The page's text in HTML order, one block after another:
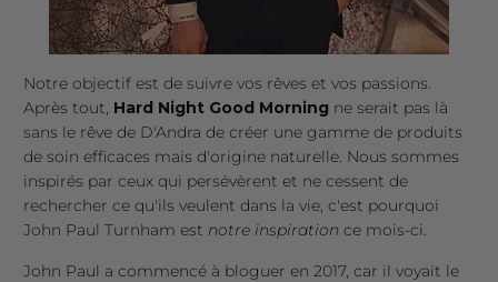
Notre objectif est de suivre vos rêves et vos passions.
Après tout, Hard Night Good Morning ne serait pas là
sans le rêve de D'Andra de créer une gamme de produits
de soin efficaces mais d'origine naturelle. Nous sommes
inspirés par ceux qui persévèrent et ne cessent de
rechercher ce qu'ils veulent dans la vie, c'est pourquoi
John Paul Turnham est notre inspiration ce mois-ci.
John Paul a commencé à bloguer en 2017, car il voyait le